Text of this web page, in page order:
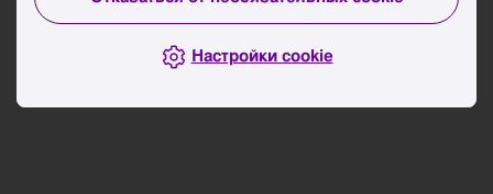
Настройки cookie